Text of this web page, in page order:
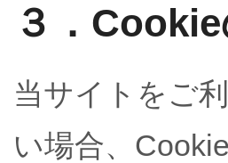
３．
当サイトをご
い場合、